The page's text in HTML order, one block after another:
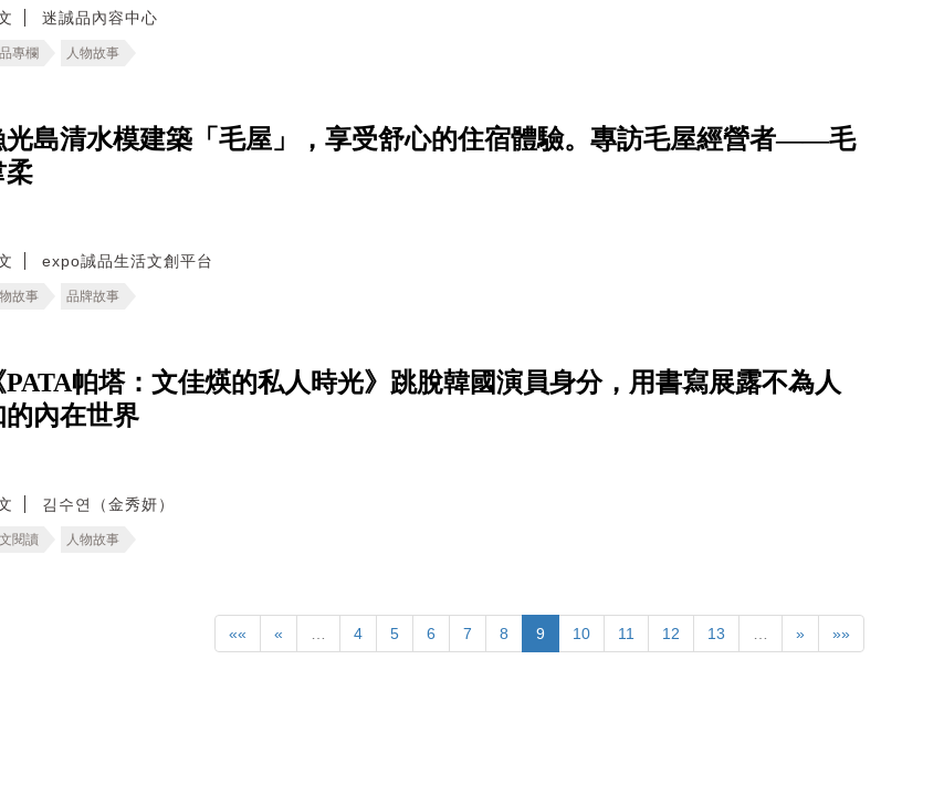
迷誠品內容中心
專欄 人物故事
光島清水模建築「毛屋」，享受舒心的住宿體驗。專訪毛屋經營者——毛
柔
expo誠品生活文創平台
故事 品牌故事
PATA帕塔：文佳煐的私人時光》跳脫韓國演員身分，用書寫展露不為人
的內在世界
김수연（金秀妍）
閱讀 人物故事
«« « … 4 5 6 7 8 9 10 11 12 13 … » »»